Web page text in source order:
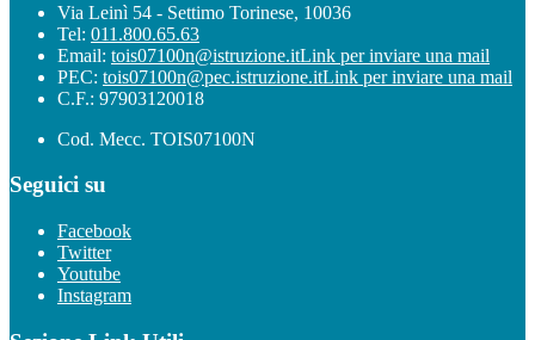
Via Leinì 54 - Settimo Torinese, 10036
Tel: 011.800.65.63
Email: tois07100n@istruzione.itLink per inviare una mail
PEC: tois07100n@pec.istruzione.itLink per inviare una mail
C.F.: 97903120018
Cod. Mecc. TOIS07100N
Seguici su
Facebook
Twitter
Youtube
Instagram